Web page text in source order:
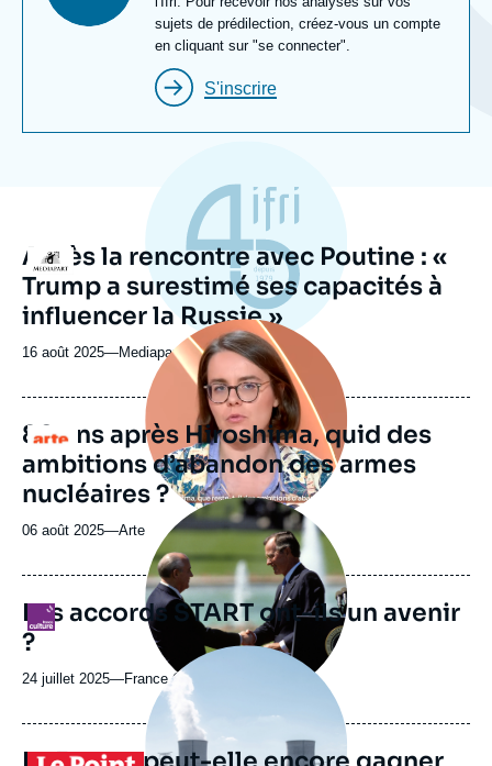
sujets de prédilection, créez-vous un compte
en cliquant sur "se connecter".
S'inscrire
Logo
Après la rencontre avec Poutine : «
Trump a surestimé ses capacités à
influencer la Russie »
16 août 2025—Nom
journal,
revue
ou
émission
Mediapart
Logo
Image
principale
médiatique
80 ans après Hiroshima, quid des
ambitions d’abandon des armes
nucléaires ?
06 août 2025—Nom
journal,
revue
ou
émission
Arte
Logo
Image
principale
médiatique
Les accords START ont-ils un avenir
?
24 juillet 2025—Nom
journal,
France Culture
Logo
Image
principale
médiatique